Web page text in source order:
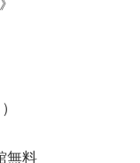
無料